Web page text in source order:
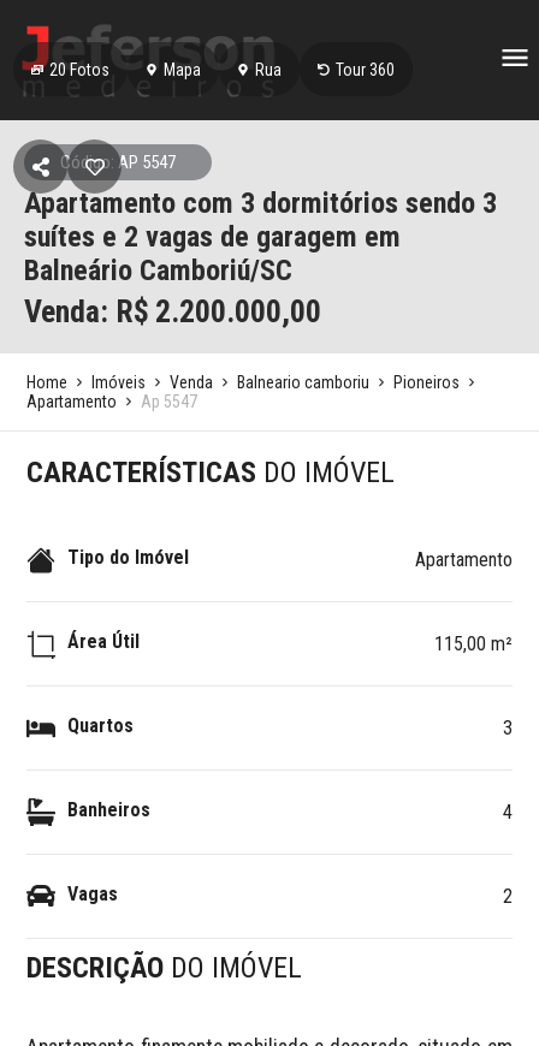
20 Fotos Mapa Rua Tour 360
Código: AP 5547
Apartamento com 3 dormitórios sendo 3
suítes e 2 vagas de garagem em
Balneário Camboriú/SC
Venda: R$ 2.200.000,00
Home Imóveis Venda Balneario camboriu
Pioneiros
Apartamento
Ap 5547
CARACTERÍSTICAS DO IMÓVEL
Tipo do Imóvel Apartamento
Área Útil 115,00 m²
Quartos 3
Banheiros 4
Vagas 2
DESCRIÇÃO DO IMÓVEL